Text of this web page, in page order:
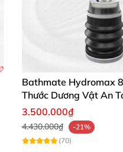
Master Pro để nâng
Bathmate Hydromax
Thước Dương Vật An
3.500.000₫
4.430.000₫
-21%
(70)